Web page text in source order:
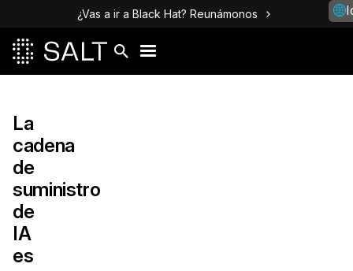
¿Vas a ir a Black Hat? Reunámonos
La
cadena
de
suministro
de
IA
es